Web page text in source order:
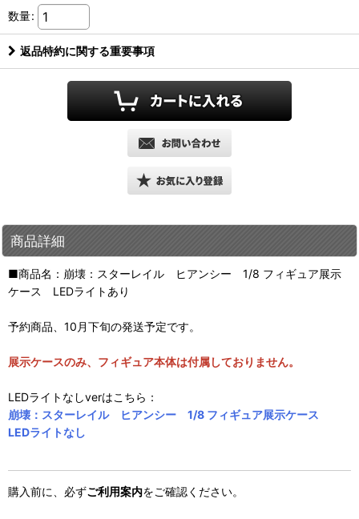
数量:
返品特約に関する重要事項
商品詳細
■商品名：崩壊：スターレイル ヒアンシー 1/8 フィギュア展示
ケース LEDライトあり
予約商品、10月下旬の発送予定です。
展示ケースのみ、フィギュア本体は付属しておりません。
LEDライトなしverはこちら：
崩壊：スターレイル ヒアンシー 1/8 フィギュア展示ケース
LEDライトなし
購入前に、必ずご利用案内をご確認ください。